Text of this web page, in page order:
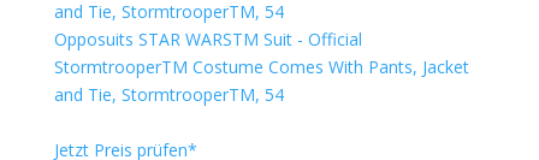
Opposuits STAR WARSTM Suit - Official
StormtrooperTM Costume Comes With Pants, Jacket
and Tie, StormtrooperTM, 54
Jetzt Preis prüfen*